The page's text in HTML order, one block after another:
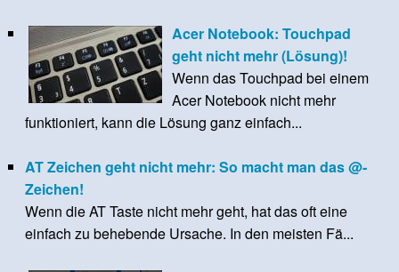
Acer Notebook: Touchpad
geht nicht mehr (Lösung)!
Wenn das Touchpad bei einem
Acer Notebook nicht mehr
funktioniert, kann die Lösung ganz einfach...
AT Zeichen geht nicht mehr: So macht man das @-
Zeichen!
Wenn die AT Taste nicht mehr geht, hat das oft eine
einfach zu behebende Ursache. In den meisten Fä...